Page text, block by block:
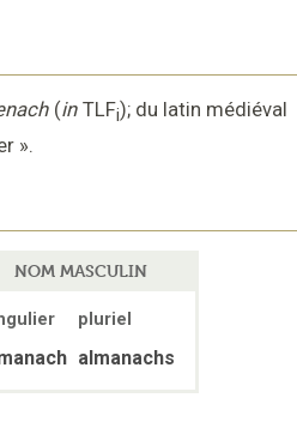
(in TLFi); du latin médiéval
».
NOM MASCULIN
pluriel
almanachs